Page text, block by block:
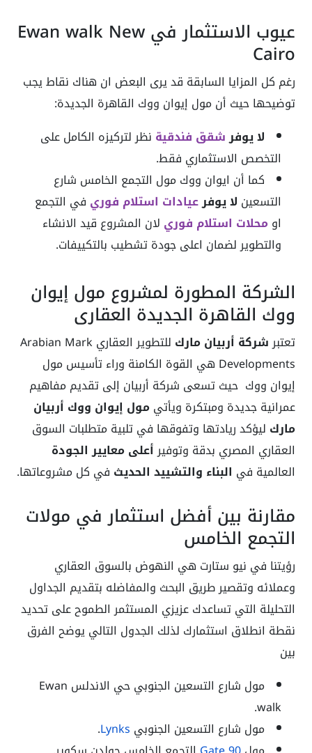
عيوب الاستثمار في Ewan walk New
Cairo
رغم كل المزايا السابقة قد يرى البعض ان هناك نقاط يجب
توضيحها حيث أن مول إيوان ووك القاهرة الجديدة:
لا يوفرشقق فندقية نظر لتركيزه الكامل على
التخصص الاستثماري فقط.
كما أن ايوان ووك مول التجمع الخامس شارع
التسعين لا يوفرعيادات استلام فوري في التجمع
او محلات استلام فوري لان المشروع قيد الانشاء
والتطوير لضمان اعلى جودة تشطيب بالتكييفات.
الشركة المطورة لمشروع مول إيوان
ووك القاهرة الجديدة العقاري
تعتبرشركة أربيان مارك
للتطوير العقاري Arabian Mark
Developments هي القوة الكامنة وراء تأسيس مول
إيوان ووك حيث تسعى شركة أربيان إلى تقديم مفاهيم
عمرانية جديدة ومبتكرة ويأتيمول إيوان ووك أربيان
مارك ليؤكد ريادتها وتفوقها في تلبية متطلبات السوق
العقاري المصري بدقة وتوفيرأعلى معايير الجودة
العالمية في البناء والتشييد الحديث في كل مشروعاتها.
مقارنة بين أفضل استثمار في مولات
التجمع الخامس
رؤيتنا في نيو ستارت هي النهوض بالسوق العقاري
وعملائه وتقصير طريق البحث والمفاضله بتقديم الجداول
التحليلة التي تساعدك عزيزي المستثمر الطموح على تحديد
نقطة انطلاق استثمارك لذلك الجدول التالي يوضح الفرق
بين
مول شارع التسعين الجنوبي حي الاندلس Ewan
walk.
مول شارع التسعين الجنوبي Lynks
.